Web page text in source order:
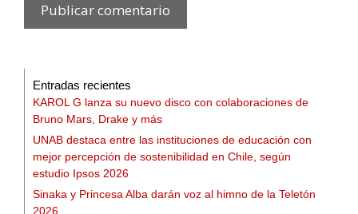
Entradas recientes
KAROL G lanza su nuevo disco con colaboraciones de
Bruno Mars, Drake y más
UNAB destaca entre las instituciones de educación con
mejor percepción de sostenibilidad en Chile, según
estudio Ipsos 2026
Sinaka y Princesa Alba darán voz al himno de la Teletón
2026